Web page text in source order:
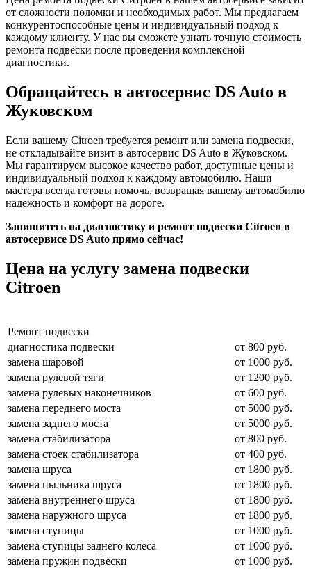
от сложности поломки и необходимых работ. Мы предлагаем
конкурентоспособные цены и индивидуальный подход к
каждому клиенту. У нас вы сможете узнать точную стоимость
ремонта подвески после проведения комплексной
диагностики.
Обращайтесь в автосервис DS Auto в
Жуковском
Если вашему Citroen требуется ремонт или замена подвески,
не откладывайте визит в автосервис DS Auto в Жуковском.
Мы гарантируем высокое качество работ, доступные цены и
индивидуальный подход к каждому автомобилю. Наши
мастера всегда готовы помочь, возвращая вашему автомобилю
надежность и комфорт на дороге.
Запишитесь на диагностику и ремонт подвески Citroen в
автосервисе DS Auto прямо сейчас!
Цена на услугу замена подвески
Citroen
Ремонт подвески
диагностика подвески
от 800 руб.
замена шаровой
от 1000 руб.
замена рулевой тяги
от 1200 руб.
замена рулевых наконечников
от 600 руб.
замена переднего моста
от 5000 руб.
замена заднего моста
от 5000 руб.
замена стабилизатора
от 800 руб.
замена стоек стабилизатора
от 400 руб.
замена шруса
от 1800 руб.
замена пыльника шруса
от 1800 руб.
замена внутреннего шруса
от 1800 руб.
замена наружного шруса
от 1800 руб.
замена ступицы
от 1000 руб.
замена ступицы заднего колеса
от 1000 руб.
замена пружин подвески
от 1000 руб.